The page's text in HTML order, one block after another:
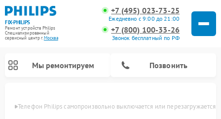
FIX-PHILIPS
Ремонт устройств Philips
Специализированный
cервисный центр г.Москва
+7 (495) 023-73-25
Ежедневно с 9:00 до 21:00
+7 (800) 100-33-26
Звонок бесплатный по РФ
Мы ремонтируем Позвонить
Телефон Philips самопроизвольно выключается или перезагружается